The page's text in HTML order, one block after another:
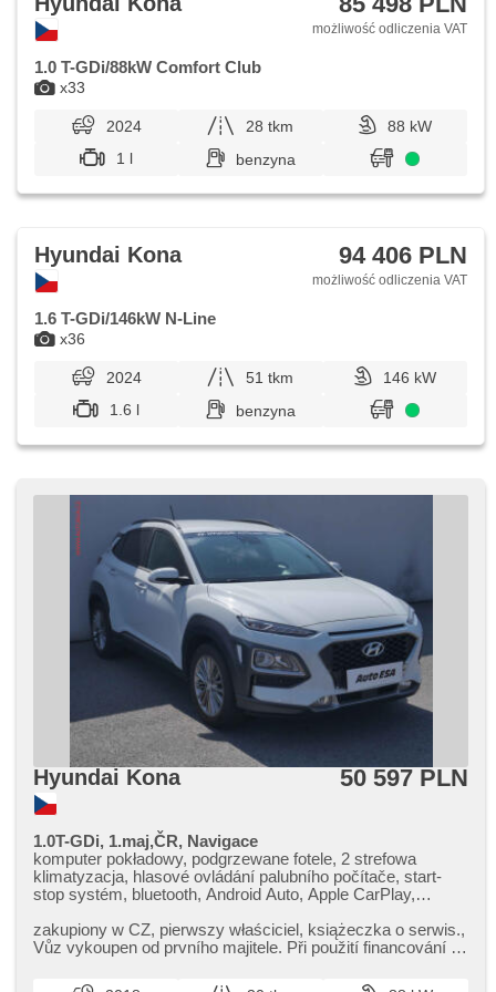
x33
możliwość odliczenia VAT
1.0 T-GDi/88kW Comfort Club
2024 28 tkm
88 kW
1 l
benzyna
x36
Hyundai Kona 94 406 PLN
możliwość odliczenia VAT
1.6 T-GDi/146kW N-Line
2024 51 tkm
146 kW
1.6 l
benzyna
Hyundai Kona 50 597 PLN
1.0T-GDi, 1.maj,ČR, Navigace
komputer pokładowy, podgrzewane fotele, 2 strefowa
klimatyzacja, hlasové ovládání palubního počítače, start-
stop systém, bluetooth, Android Auto, Apple CarPlay,
klimatronic, tempomat, regulowana kierownica, nawigacja
satelitarna, kierownica wielofunkcyjna, USB, przyciemniane
felgi aluminiowe, manualna skrzynia biegów, el. lusterka,
zakupiony w CZ,​ pierwszy właściciel,​ książeczka o serwis.,​
Vůz vykoupen od prvního majitele. Při použití financování na